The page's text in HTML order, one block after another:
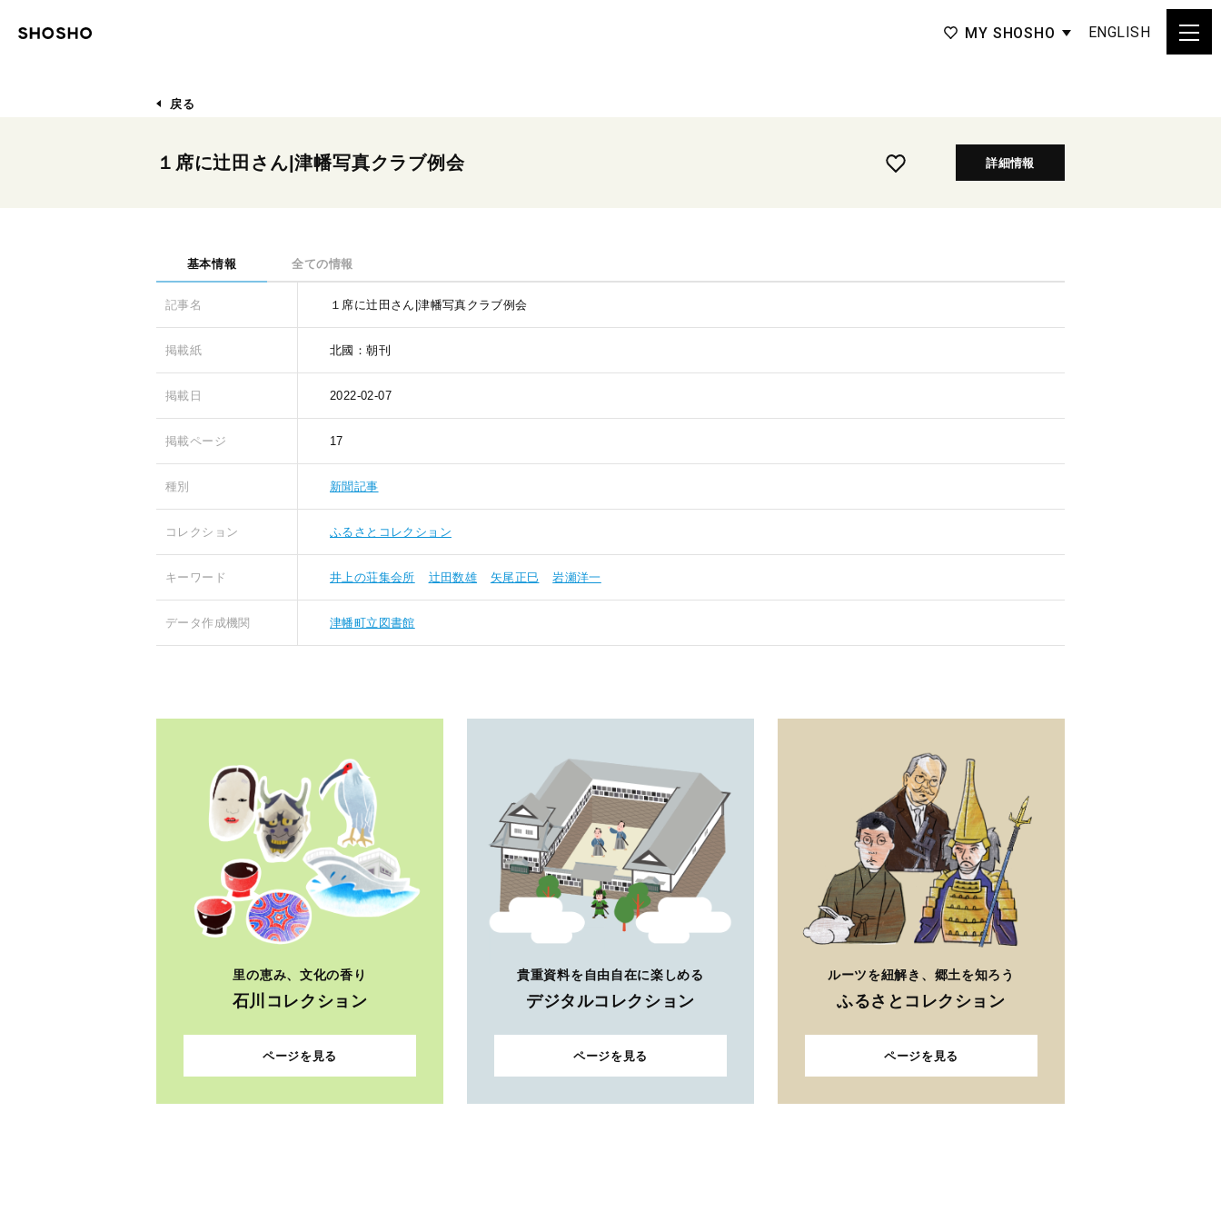
MY SHOSHO ENGLISH
戻る
１席に辻田さん|津幡写真クラブ例会 詳細情報
基本情報 全ての情報
記事名 １席に辻田さん|津幡写真クラブ例会
掲載紙 北國：朝刊
掲載日 2022-02-07
掲載ページ 17
種別 新聞記事
コレクション ふるさとコレクション
キーワード 井上の荘集会所 辻田数雄 矢尾正巳 岩瀬洋一
データ作成機関 津幡町立図書館
里の恵み、文化の香り
石川コレクション
ページを見る
貴重資料を自由自在に楽しめる
デジタルコレクション
ページを見る
ルーツを紐解き、郷土を知ろう
ふるさとコレクション
ページを見る